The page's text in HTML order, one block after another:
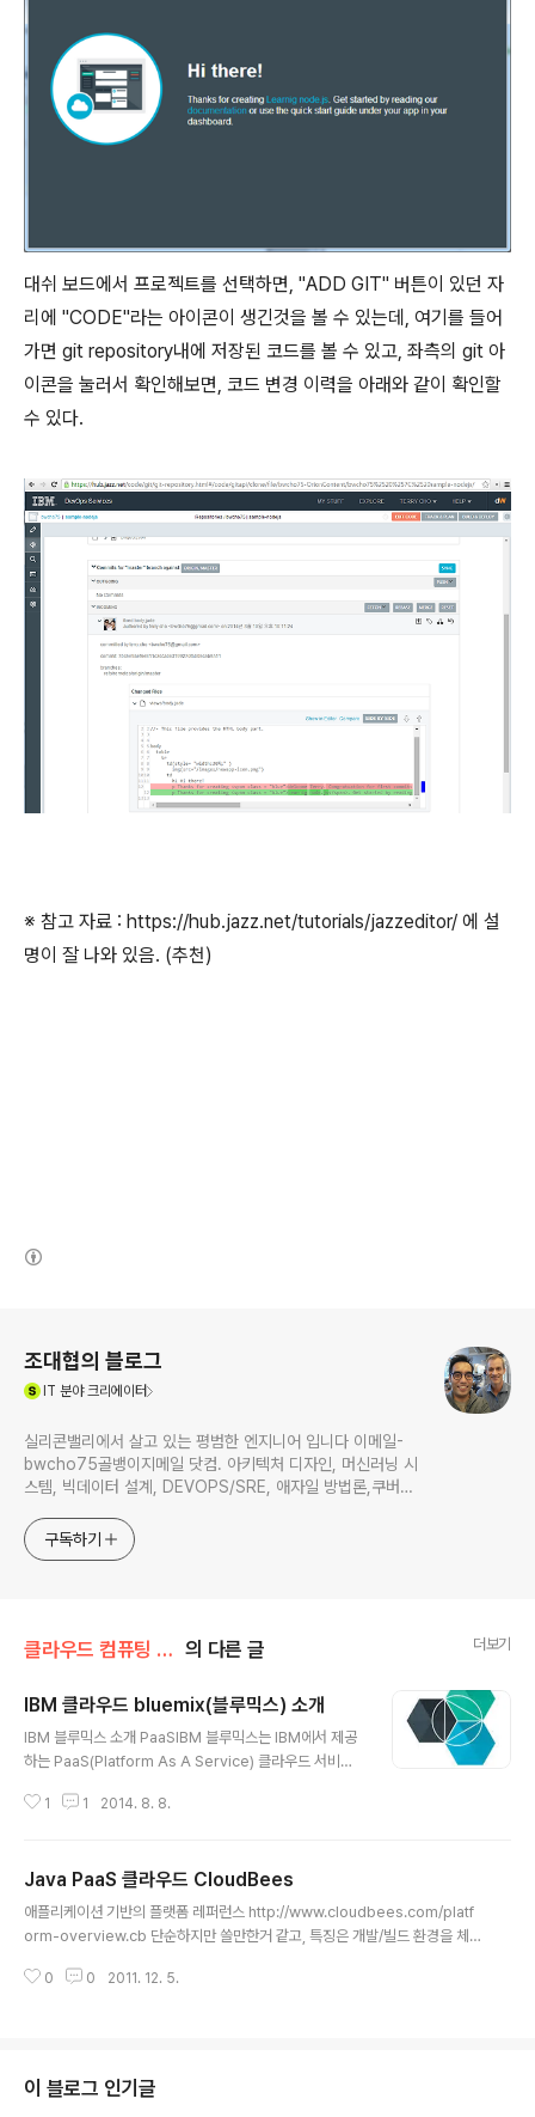
대쉬 보드에서 프로젝트를 선택하면, "ADD GIT" 버튼이 있던 자
리에 "CODE"라는 아이콘이 생긴것을 볼 수 있는데, 여기를 들어
가면 git repository내에 저장된 코드를 볼 수 있고, 좌측의 git 아
이콘을 눌러서 확인해보면, 코드 변경 이력을 아래와 같이 확인할
수 있다.
※ 참고 자료 : https://hub.jazz.net/tutorials/jazzeditor/ 에 설
명이 잘 나와 있음. (추천)
조대협의 블로그
IT 분야 크리에이터
실리콘밸리에서 살고 있는 평범한 엔지니어 입니다 이메일-
bwcho75골뱅이지메일 닷컴. 아키텍처 디자인, 머신러닝 시
스템, 빅데이터 설계, DEVOPS/SRE, 애자일 방법론,쿠버네
한 기술 멘토링과 강의 진행합니다. Linkedin :
https://www.linkedin.com/in/terrycho75/
구독하기
클라우드 컴퓨팅 & NoSQL/PaaS 클라우드 의 다른 글 더보기
IBM 클라우드 bluemix(블루믹스) 소개
IBM 블루믹스 소개 PaaSIBM 블루믹스는 IBM에서 제공
하는 PaaS(Platform As A Service) 클라우드 서비스
as a service)라면, 블루믹스는 node.js, Java와 같은
같은 OS를 VM 기반으로 제공하기 때문에 직접 미들웨어
를 설치해서 사용해야 하지만, PaaS의 경우 이미 설치된
미들웨어 위에 코드만 돌리면되기 때문에, 아무래도 관리
발 트렌드의 중심은 기업체에서 개발하는 B2C서비스였
1 1 2014. 8. 8.
Java PaaS 클라우드 CloudBees
애플리케이션 기반의 플랫폼 레퍼런스 http://www.cloudbees.com/platf
orm-overview.cb 단순하지만 쓸만한거 같고, 특징은 개발/빌드 환경을 체계
은 없는 걸로 아는데, 일단 CloudBees는 Jekins(Hudson)을 사용한다는 것
0 0 2011. 12. 5.
이 블로그 인기글